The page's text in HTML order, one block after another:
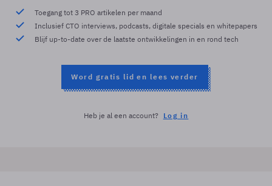
Toegang tot 3 PRO artikelen per maand
Inclusief CTO interviews, podcasts, digitale specials en whitepapers
Blijf up-to-date over de laatste ontwikkelingen in en rond tech
Word gratis lid en lees verder
Heb je al een account? Log in